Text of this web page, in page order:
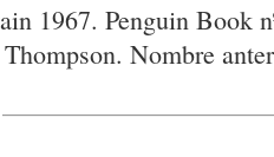
1967. Penguin Book
Nombre